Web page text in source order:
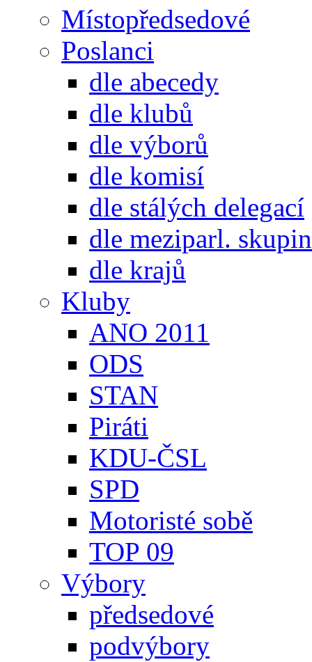
Místopředsedové
Poslanci
dle abecedy
dle klubů
dle výborů
dle komisí
dle stálých delegací
dle meziparl. skupin
dle krajů
Kluby
ANO 2011
ODS
STAN
Piráti
KDU-ČSL
SPD
Motoristé sobě
TOP 09
Výbory
předsedové
podvýbory